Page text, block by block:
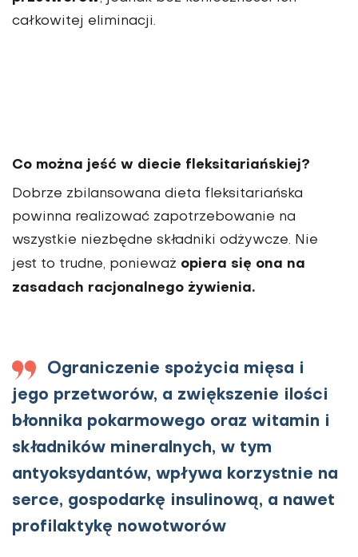
całkowitej eliminacji.
Co można jeść w diecie fleksitariańskiej?
Dobrze zbilansowana dieta fleksitariańska
powinna realizować zapotrzebowanie na
wszystkie niezbędne składniki odżywcze. Nie
jest to trudne, ponieważ opiera się ona na
zasadach racjonalnego żywienia.
Ograniczenie spożycia mięsa i
jego przetworów, a zwiększenie ilości
błonnika pokarmowego oraz witamin i
składników mineralnych, w tym
antyoksydantów, wpływa korzystnie na
serce, gospodarkę insulinową, a nawet
profilaktykę nowotworów